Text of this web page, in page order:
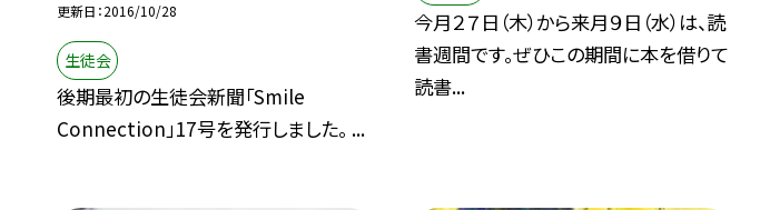
更新日 2016/10/28
生徒会
後期最初の生徒会新聞「Smile
Connection」17号を発行しました。 ...
今月２７日（木）から来月９日（水）は、読
書週間です。ぜひこの期間に本を借りて
読書...